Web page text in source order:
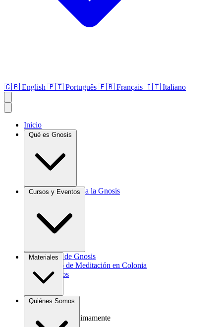
🇬🇧 English 🇵🇹 Português 🇫🇷 Français 🇮🇹 Italiano
Inicio
Qué es Gnosis
Introducción a la Gnosis
Cursos y Eventos
Curso de Gnosis
Grupo de Meditación en Colonia
Eventos
Materiales
Libros
Próximamente
Quiénes Somos